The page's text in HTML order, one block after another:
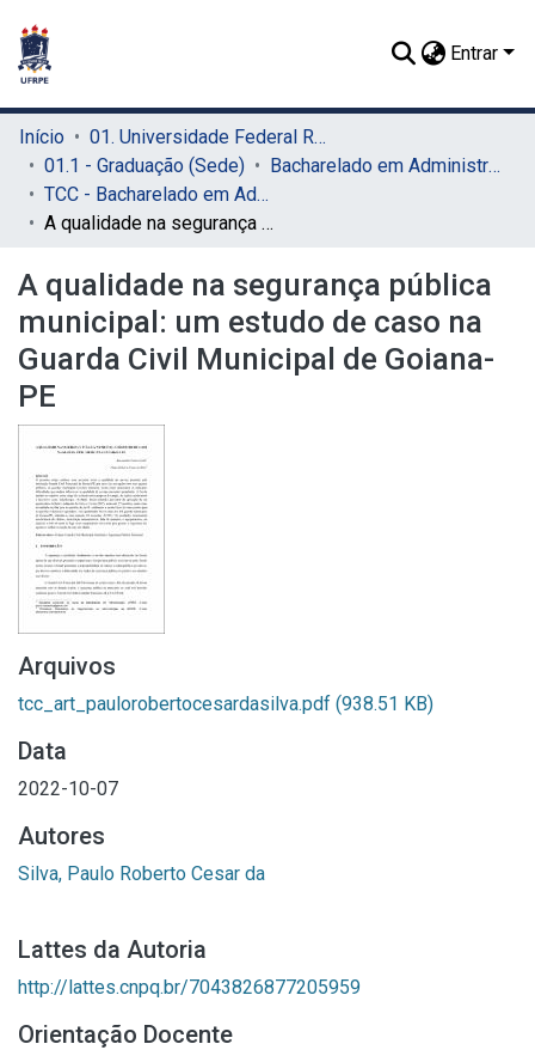
Entrar
Início
01. Universidade Federal Rural de Pernambuco - UFRPE (Sede)
01.1 - Graduação (Sede)
Bacharelado em Administração (Sede)
TCC - Bacharelado em Administração (Sede)
A qualidade na segurança pública municipal: um estudo de caso na Guarda Civil Municipal de Goiana-PE
A qualidade na segurança pública
municipal: um estudo de caso na
Guarda Civil Municipal de Goiana-
PE
Arquivos
tcc_art_paulorobertocesardasilva.pdf (938.51 KB)
Data
2022-10-07
Autores
Silva, Paulo Roberto Cesar da
Lattes da Autoria
http://lattes.cnpq.br/7043826877205959
Orientação Docente